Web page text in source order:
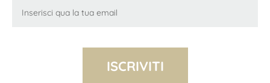
ISCRIVITI